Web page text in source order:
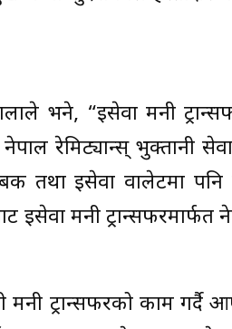
भने, “इसेवा मनी
रेमिट्यान्स् भुक्तानी
तथा इसेवा वालेटमा पनि
मनी ट्रान्सफरमार्फत
मनी ट्रान्सफरको काम गर्दै